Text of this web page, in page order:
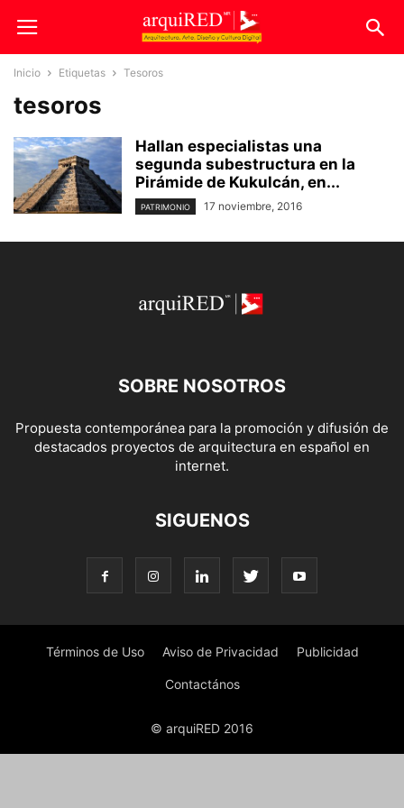
Inicio Etiquetas Tesoros
tesoros
Hallan especialistas una
segunda subestructura en la
Pirámide de Kukulcán, en...
PATRIMONIO 17 noviembre, 2016
SOBRE NOSOTROS
Propuesta contemporánea para la promoción y difusión de
destacados proyectos de arquitectura en español en
internet.
SIGUENOS
Términos de Uso Aviso de Privacidad Publicidad
Contactános
© arquiRED 2016